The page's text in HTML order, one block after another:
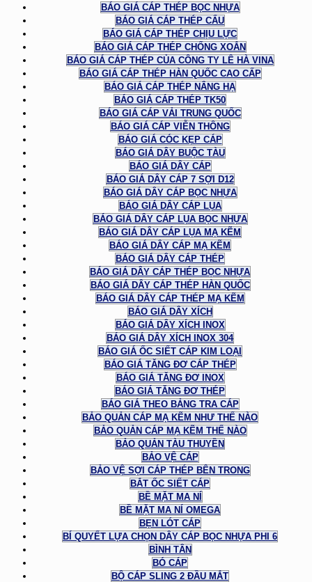
BÁO GIÁ CÁP THÉP BỌC NHỰA
BÁO GIÁ CÁP THÉP CẨU
BÁO GIÁ CÁP THÉP CHỊU LỰC
BÁO GIÁ CÁP THÉP CHỐNG XOẮN
BÁO GIÁ CÁP THÉP CỦA CÔNG TY LÊ HÀ VINA
BÁO GIÁ CÁP THÉP HÀN QUỐC CAO CẤP
BÁO GIÁ CÁP THÉP NÂNG HẠ
BÁO GIÁ CÁP THÉP TK50
BÁO GIÁ CÁP VẢI TRUNG QUỐC
BÁO GIÁ CÁP VIỄN THÔNG
BÁO GIÁ CÓC KẸP CÁP
BÁO GIÁ DÂY BUỘC TÀU
BÁO GIÁ DÂY CÁP
BÁO GIÁ DÂY CÁP 7 SỢI D12
BÁO GIÁ DÂY CÁP BỌC NHỰA
BÁO GIÁ DÂY CÁP LỤA
BÁO GIÁ DÂY CÁP LỤA BỌC NHỰA
BÁO GIÁ DÂY CÁP LỤA MẠ KẼM
BÁO GIÁ DÂY CÁP MẠ KẼM
BÁO GIÁ DÂY CÁP THÉP
BÁO GIÁ DÂY CÁP THÉP BỌC NHỰA
BÁO GIÁ DÂY CÁP THÉP HÀN QUỐC
BÁO GIÁ DÂY CÁP THÉP MẠ KẼM
BÁO GIÁ DÂY XÍCH
BÁO GIÁ DÂY XÍCH INOX
BÁO GIÁ DÂY XÍCH INOX 304
BÁO GIÁ ỐC SIẾT CÁP KIM LOẠI
BÁO GIÁ TĂNG ĐƠ CÁP THÉP
BÁO GIÁ TĂNG ĐƠ INOX
BÁO GIÁ TĂNG ĐƠ THÉP
BÁO GIÁ THEO BẢNG TRA CÁP
BẢO QUẢN CÁP MẠ KẼM NHƯ THẾ NÀO
BẢO QUẢN CÁP MẠ KẼM THẾ NÀO
BẢO QUẢN TÀU THUYỀN
BẢO VỆ CÁP
BẢO VỆ SỢI CÁP THÉP BÊN TRONG
BẮT ỐC SIẾT CÁP
BỀ MẶT MA NÍ
BỀ MẶT MA NÍ OMEGA
BẸN LÓT CÁP
BÍ QUYẾT LỰA CHỌN DÂY CÁP BỌC NHỰA PHI 6
BÌNH TÂN
BÓ CÁP
BỘ CÁP SLING 2 ĐẦU MẮT